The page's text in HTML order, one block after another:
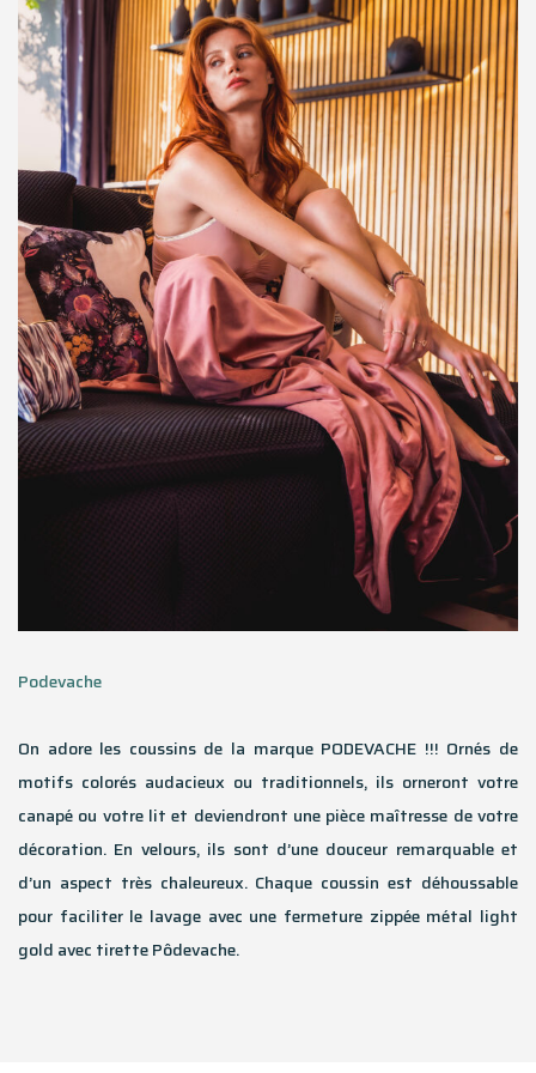
Podevache
On adore les coussins de la marque PODEVACHE !!! Ornés de
motifs colorés audacieux ou traditionnels, ils orneront votre
canapé ou votre lit et deviendront une pièce maîtresse de votre
décoration. En velours, ils sont d’une douceur remarquable et
d’un aspect très chaleureux. Chaque coussin est déhoussable
pour faciliter le lavage avec une fermeture zippée métal light
gold avec tirette Pôdevache.